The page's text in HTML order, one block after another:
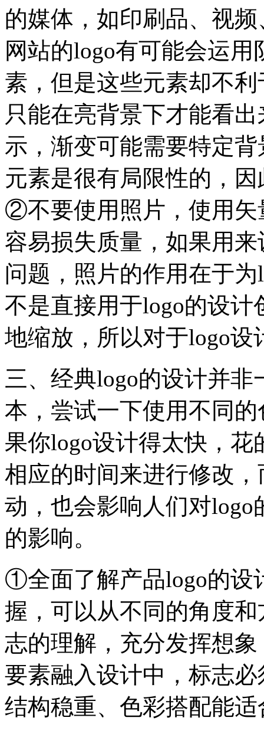
的媒体，如印刷品、视
网站的logo有可能会运
素，但是这些元素却不
只能在亮背景下才能看
示，渐变可能需要特定
元素是很有局限性的，
②不要使用照片，使用矢
容易损失质量，如果用
问题，照片的作用在于
不是直接用于logo的设
地缩放，所以对于logo
三、经典logo的设计并
本，尝试一下使用不同
果你logo设计得太快，
相应的时间来进行修改
动，也会影响人们对
的影响。
①全面了解产品logo的设
握，可以从不同的角度
志的理解，充分发挥想
要素融入设计中，标志
结构稳重、色彩搭配能